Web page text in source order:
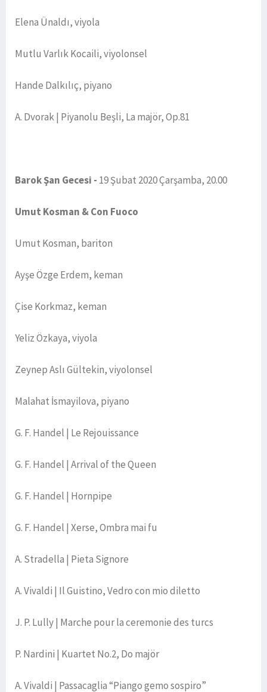
Elena Ünaldı, viyola
Mutlu Varlık Kocaili, viyolonsel
Hande Dalkılıç, piyano
A. Dvorak | Piyanolu Beşli, La majör, Op.81
Barok Şan Gecesi - 19 Şubat 2020 Çarşamba, 20.00
Umut Kosman & Con Fuoco
Umut Kosman, bariton
Ayşe Özge Erdem, keman
Çise Korkmaz, keman
Yeliz Özkaya, viyola
Zeynep Aslı Gültekin, viyolonsel
Malahat İsmayilova, piyano
G. F. Handel | Le Rejouissance
G. F. Handel | Arrival of the Queen
G. F. Handel | Hornpipe
G. F. Handel | Xerse, Ombra mai fu
A. Stradella | Pieta Signore
A. Vivaldi | Il Guistino, Vedro con mio diletto
J. P. Lully | Marche pour la ceremonie des turcs
P. Nardini | Kuartet No.2, Do majör
A. Vivaldi | Passacaglia “Piango gemo sospiro”